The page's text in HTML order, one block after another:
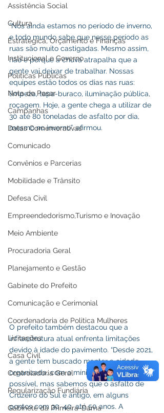
Assistência Social
Cultura
Estratégica, Orçamento e Finanças
Institucional e Governo
Políticas Públicas
Nota de Pesar
Campanhas
Datas Comemorativas
Comunicado
Convênios e Parcerias
Mobilidade e Trânsito
Defesa Civil
Empreendedorismo,Turismo e Inovação
Meio Ambiente
Procuradoria Geral
Planejamento e Gestão
Gabinete do Prefeito
Comunicação e Cerimonial
Coordenadoria de Politica Mulheres
Licitações
Casa Civil
Controladoria Geral
Regularização Fundiária
Gabinete da Primeira-Dama
“Nós ainda estamos no período de inverno,
e todo mundo sabe que nesse período as
ruas são muito castigadas. Mesmo assim,
não é porque a chuva atrapalha que a
gente vai deixar de trabalhar. Nossas
equipes estão todos os dias nas ruas:
limpeza, tapa-buraco, iluminação pública,
roçagem. Hoje, a gente chega a utilizar de
30 até 80 toneladas de asfalto por dia,
mesmo no inverno”, afirmou.
O prefeito também destacou que a
infraestrutura atual enfrenta limitações
devido à idade do pavimento. “Desde 2021,
a gente tem buscado manter a cidade
organizada, com o mínimo de buracos
possível, mas sabemos que o asfalto de
Cruzeiro do Sul é antigo, em alguns
pontos com 30, 40, até 50 anos. A